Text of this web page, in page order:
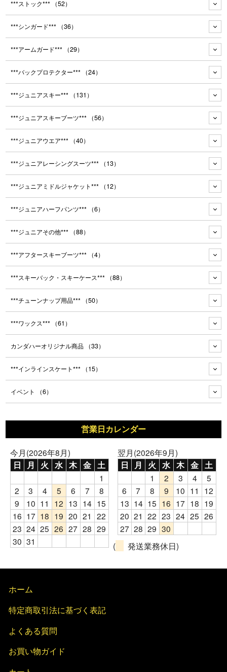
***ストック*** （52）
***シンガード*** （36）
***アームガード*** （29）
***バックプロテクター*** （24）
***ジュニアスキー*** （131）
***ジュニアスキーブーツ*** （56）
***ジュニアウエア*** （40）
***ジュニアレーシングスーツ*** （13）
***ジュニアミドルジャケット*** （12）
***ジュニアハーフパンツ*** （6）
***ジュニアその他*** （88）
***アフタースキーブーツ*** （4）
***スキーバック・スキーケース*** （88）
***チューンナップ用品*** （50）
***ワックス*** （61）
カンダハーオリジナル商品 （33）
***インラインスケート*** （15）
イベント （6）
営業日カレンダー
今月(2026年8月)
日 月 火 水 木 金 土
1
2
3 4 5 6 7
8
9
10 11 12 13 14 15
16 17 18 19 20 21 22
23 24 25 26 27 28 29
30 31
翌月(2026年9月)
日 月 火 水 木 金 土
1 2 3 4
5
6
7 8 9 10 11
12
13 14 15 16 17 18 19
20 21 22 23 24 25 26
27 28 29 30
(
発送業務休日)
ホーム
特定商取引法に基づく表記
よくある質問
お買い物ガイド